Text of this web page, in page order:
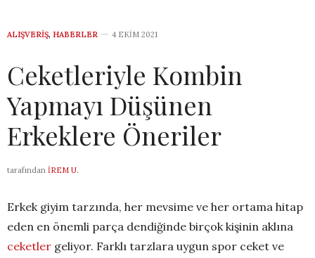
ALIŞVERIŞ, HABERLER 4 EKIM 2021
Ceketleriyle Kombin
Yapmayı Düşünen
Erkeklere Öneriler
tarafından İREM U.
Erkek giyim tarzında, her mevsime ve her ortama hitap
eden en önemli parça dendiğinde birçok kişinin aklına
ceketler geliyor. Farklı tarzlara uygun spor ceket ve